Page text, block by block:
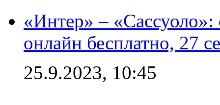
«Интер» –
онлайн бесплатно, 27
25.9.2023, 10:45